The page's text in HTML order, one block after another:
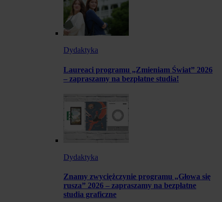
Dydaktyka
Laureaci programu „Zmieniam Świat” 2026
– zapraszamy na bezpłatne studia!
Dydaktyka
Znamy zwyciężczynie programu „Głowa się
rusza” 2026 – zapraszamy na bezpłatne
studia graficzne